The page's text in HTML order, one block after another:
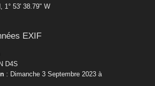
1° 53' 38.79" W
EXIF
D4S
: Dimanche 3 Septembre 2023 à